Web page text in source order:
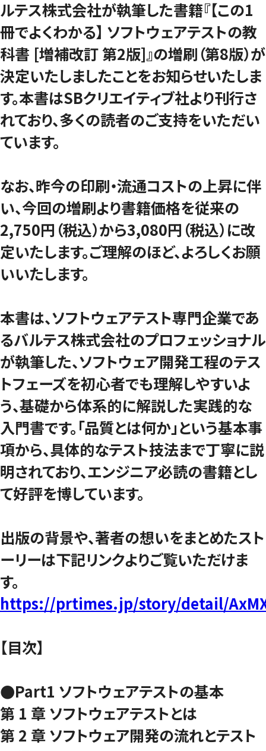
ルテス株式会社が執筆した書籍『【この1
冊でよくわかる】 ソフトウェアテストの教
科書 [増補改訂 第2版]』の増刷（第8版）が
決定いたしましたことをお知らせいたしま
す。本書はSBクリエイティブ社より刊行さ
れており、多くの読者のご支持をいただい
ています。
なお、昨今の印刷・流通コストの上昇に伴
い、今回の増刷より書籍価格を従来の
2,750円（税込）から3,080円（税込）に改
定いたします。ご理解のほど、よろしくお願
いいたします。
本書は、ソフトウェアテスト専門企業であ
るバルテス株式会社のプロフェッショナル
が執筆した、ソフトウェア開発工程のテス
トフェーズを初心者でも理解しやすいよ
う、基礎から体系的に解説した実践的な
入門書です。「品質とは何か」という基本事
項から、具体的なテスト技法まで丁寧に説
明されており、エンジニア必読の書籍とし
て好評を博しています。
出版の背景や、著者の想いをまとめたスト
ーリーは下記リンクよりご覧いただけま
す。
https://prtimes.jp/story/detail/
【目次】
●Part1 ソフトウェアテストの基本
第 1 章 ソフトウェアテストとは
第 2 章 ソフトウェア開発の流れとテスト